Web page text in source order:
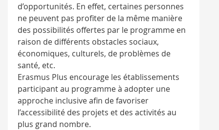
d’opportunités. En effet, certaines personnes
ne peuvent pas profiter de la même manière
des possibilités offertes par le programme en
raison de différents obstacles sociaux,
économiques, culturels, de problèmes de
santé, etc.
Erasmus Plus encourage les établissements
participant au programme à adopter une
approche inclusive afin de favoriser
l’accessibilité des projets et des activités au
plus grand nombre.